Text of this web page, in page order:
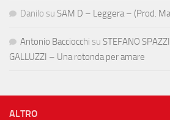
Danilo su SAM D – Leggera – (Prod.
Antonio Bacciocchi su STEFANO
GALLUZZI – Una rotonda per amare
ALTRO